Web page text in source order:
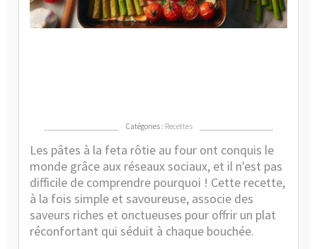
Catégories : Recettes
Les pâtes à la feta rôtie au four ont conquis le
monde grâce aux réseaux sociaux, et il n'est pas
difficile de comprendre pourquoi ! Cette recette,
à la fois simple et savoureuse, associe des
saveurs riches et onctueuses pour offrir un plat
réconfortant qui séduit à chaque bouchée.